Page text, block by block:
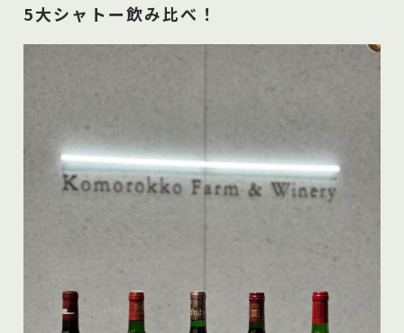
5大シャトー飲み比べ！